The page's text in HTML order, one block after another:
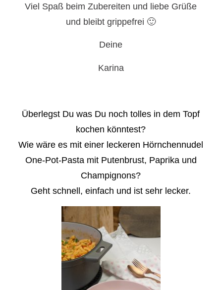
Viel Spaß beim Zubereiten und liebe Grüße
und bleibt grippefrei 🙂
Deine
Karina
Überlegst Du was Du noch tolles in dem Topf
kochen könntest?
Wie wäre es mit einer leckeren Hörnchennudel
One-Pot-Pasta mit Putenbrust, Paprika und
Champignons?
Geht schnell, einfach und ist sehr lecker.